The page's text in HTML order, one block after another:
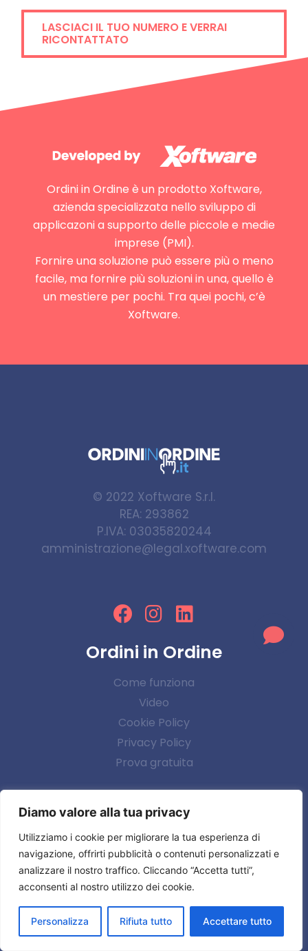
Diamo valore alla tua privacy
Utilizziamo i cookie per migliorare la tua esperienza di
navigazione, offrirti pubblicità o contenuti personalizzati e
analizzare il nostro traffico. Cliccando “Accetta tutti”,
acconsenti al nostro utilizzo dei cookie.
Personalizza Rifiuta tutto Accettare tutto
LASCIACI IL TUO NUMERO E VERRAI
RICONTATTATO
Ordini in Ordine è un prodotto Xoftware,
azienda specializzata nello sviluppo di
applicazoni a supporto delle piccole e medie
imprese (PMI).
Fornire una soluzione può essere più o meno
facile, ma fornire più soluzioni in una, quello è
un mestiere per pochi. Tra quei pochi, c’è
Xoftware.
© 2022 Xoftware S.r.l.
REA: 293862
P.IVA: 03035820244
amministrazione@legal.xoftware.com
Ordini in Ordine
Come funziona
Video
Cookie Policy
Privacy Policy
Prova gratuita
Contatti
Via Brescia, 5
36040 Torri di Quartesolo VI
info@ordiniinordine.it
PROVA GRATUITA